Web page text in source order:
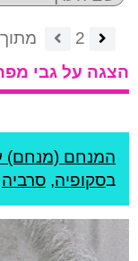
2 מתוך 2.
הצגה על גבי
המנחם (מנחם)
בסקופיה, סרביה